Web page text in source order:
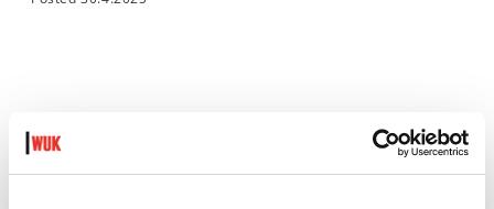
Eröffnung